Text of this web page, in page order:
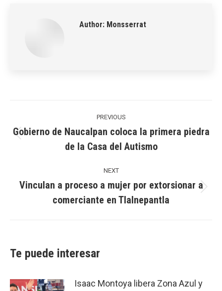
Author: Monsserrat
PREVIOUS
post:
Gobierno de Naucalpan coloca la primera piedra
de la Casa del Autismo
NEXT
Next
post:
Vinculan a proceso a mujer por extorsionar a
comerciante en Tlalnepantla
Te puede interesar
Isaac Montoya libera Zona Azul y